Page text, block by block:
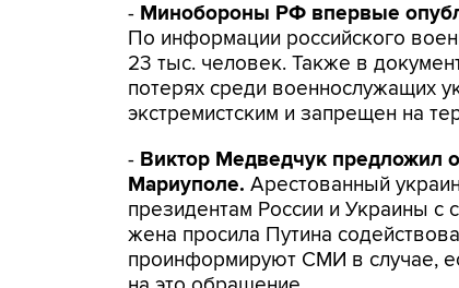
- Минобороны РФ впервые
По информации российского
23 тыс. человек. Также в
потерях среди военнослужащих
экстремистским и запрещен на
- Виктор Медведчук предложил
Мариуполе. Арестованный
президентам России и Украины
жена просила Путина
проинформируют СМИ в случае,